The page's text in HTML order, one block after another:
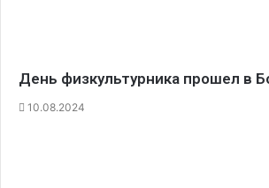
День физкультурника прошел в
10.08.2024